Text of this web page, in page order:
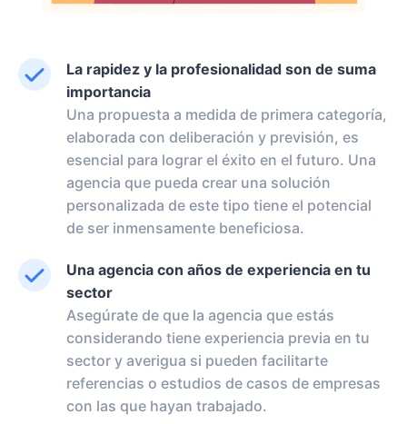
La rapidez y la profesionalidad son de suma
importancia
Una propuesta a medida de primera categoría,
elaborada con deliberación y previsión, es
esencial para lograr el éxito en el futuro. Una
agencia que pueda crear una solución
personalizada de este tipo tiene el potencial
de ser inmensamente beneficiosa.
Una agencia con años de experiencia en tu
sector
Asegúrate de que la agencia que estás
considerando tiene experiencia previa en tu
sector y averigua si pueden facilitarte
referencias o estudios de casos de empresas
con las que hayan trabajado.